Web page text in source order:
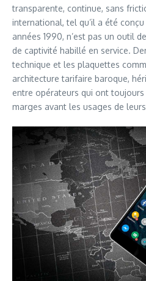
transparente, continue, sans
international, tel qu’il a été
années 1990, n’est pas un outil
de captivité habillé en service.
technique et les plaquettes
architecture tarifaire baroque,
entre opérateurs qui ont
marges avant les usages de